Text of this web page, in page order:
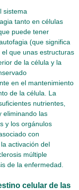
sistema
tanto en células
puede tener
(que significa
que unas estructuras
de la célula y la
en el mantenimiento
de la célula. La
nutrientes,
eliminando las
y los orgánulos
con
activación del
múltiple
de la enfermedad.
celular de las